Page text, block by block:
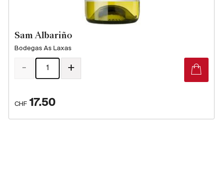
Die Firma
E-Katalog
Sam Albariño
Bodegas As Laxas
CHF 17.50
- +